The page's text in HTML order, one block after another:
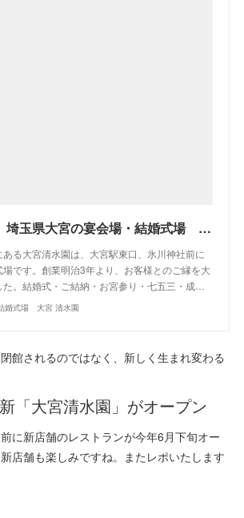
【公式サイト】埼玉県大宮の宴会場・結婚式場 大宮 清水園
る大宮清水園は、大宮駅東口、氷川神社前に
です。創業明治3年より、お客様とのご縁を大
。結婚式・ご結納・お宮参り・七五三・成…
婚式場 大宮 清水園
館されるのではなく、新しく生まれ変わる
「大宮清水園」がオープン
に新店舗のレストランが今年6月下旬オー
店舗も楽しみですね。またレポいたします